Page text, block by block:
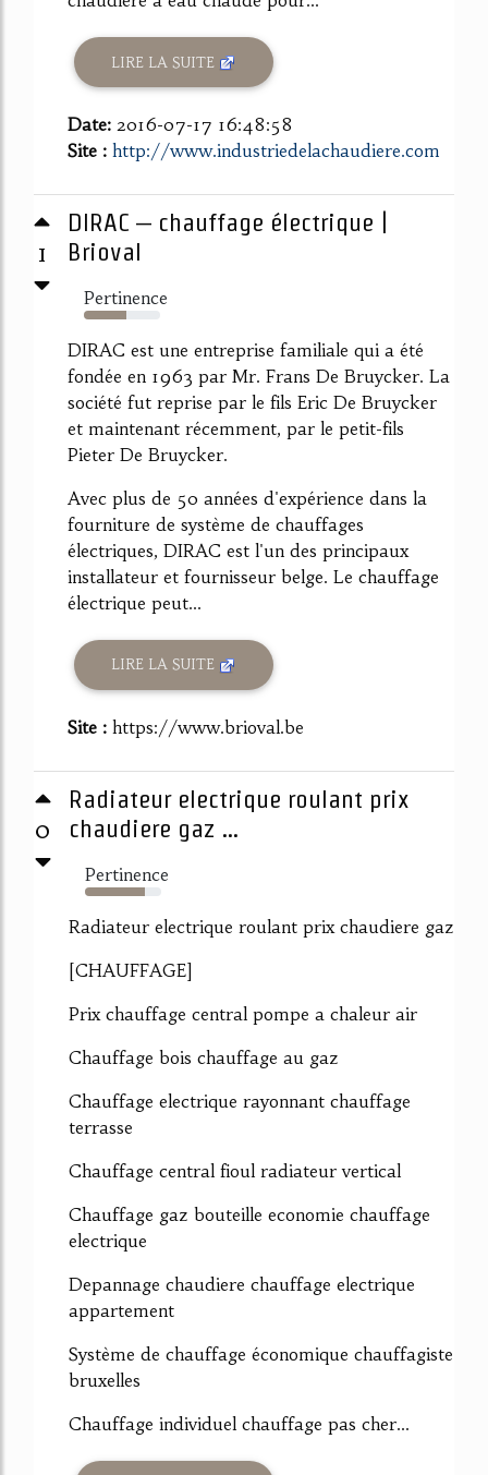
LIRE LA SUITE
Date: 2016-07-17 16:48:58
Site : http://www.industriedelachaudiere.com
1
DIRAC – chauffage électrique |
Brioval
Pertinence
55%
DIRAC est une entreprise familiale qui a été
fondée en 1963 par Mr. Frans De Bruycker. La
société fut reprise par le fils Eric De Bruycker
et maintenant récemment, par le petit-fils
Pieter De Bruycker.
Avec plus de 50 années d'expérience dans la
fourniture de système de chauffages
électriques, DIRAC est l'un des principaux
installateur et fournisseur belge. Le chauffage
électrique peut...
LIRE LA SUITE
Site : https://www.brioval.be
0
Radiateur electrique roulant prix
chaudiere gaz ...
Pertinence
78%
Radiateur electrique roulant prix chaudiere gaz
[CHAUFFAGE]
Prix chauffage central pompe a chaleur air
Chauffage bois chauffage au gaz
Chauffage electrique rayonnant chauffage
terrasse
Chauffage central fioul radiateur vertical
Chauffage gaz bouteille economie chauffage
electrique
Depannage chaudiere chauffage electrique
appartement
Système de chauffage économique chauffagiste
bruxelles
Chauffage individuel chauffage pas cher...